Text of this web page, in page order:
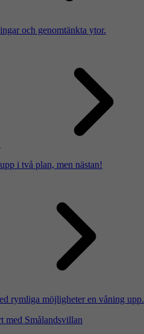
och genomtänkta ytor.
i två plan, men nästan!
rymliga möjligheter en våning upp.